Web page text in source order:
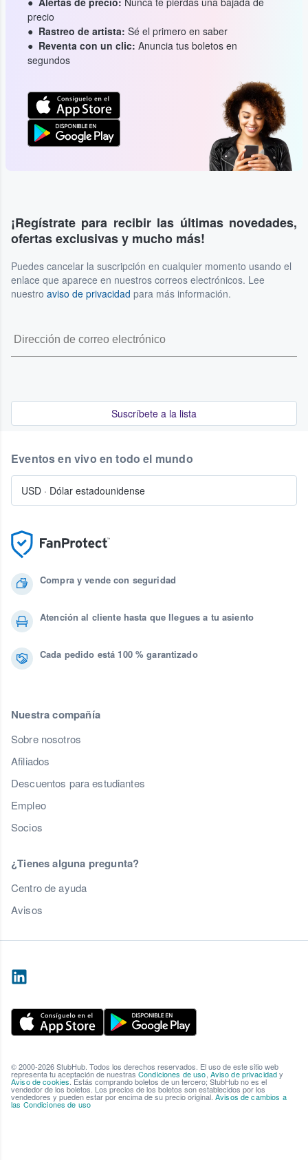
precio
Rastreo de artista: Sé el primero en saber
Reventa con un clic: Anuncia tus boletos en
segundos
¡Regístrate para recibir las últimas novedades,
ofertas exclusivas y mucho más!
Puedes cancelar la suscripción en cualquier momento usando el
enlace que aparece en nuestros correos electrónicos. Lee
nuestro aviso de privacidad para más información.
Suscríbete a la lista
Compra y vende con seguridad
Atención al cliente hasta que llegues a tu asiento
Cada pedido está 100 % garantizado
Nuestra compañía
Sobre nosotros
Afiliados
Descuentos para estudiantes
Empleo
Socios
¿Tienes alguna pregunta?
Centro de ayuda
Avisos
Eventos en vivo en todo el mundo
USD · Dólar estadounidense
© 2000-2026 StubHub. Todos los derechos reservados. El uso de este sitio web
representa tu aceptación de nuestras Condiciones de uso Aviso de privacidady
Aviso de cookies. Estás comprando boletos de un tercero; StubHub no es el
vendedor de los boletos. Los precios de los boletos son establecidos por los
vendedores y pueden estar por encima de su precio original. Avisos de cambios a
las Condiciones de uso